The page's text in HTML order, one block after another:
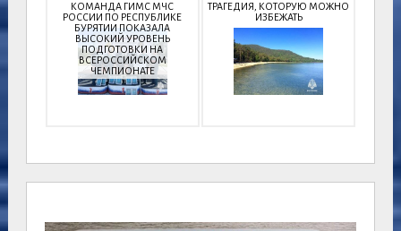
КОМАНДА ГИМС МЧС
РОССИИ ПО РЕСПУБЛИКЕ
БУРЯТИИ ПОКАЗАЛА
ВЫСОКИЙ УРОВЕНЬ
ПОДГОТОВКИ НА
ВСЕРОССИЙСКОМ
ЧЕМПИОНАТЕ
ТРАГЕДИЯ, КОТОРУЮ МОЖНО
ИЗБЕЖАТЬ